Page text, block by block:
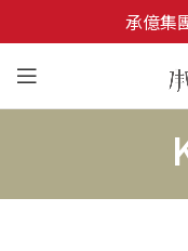
承億集